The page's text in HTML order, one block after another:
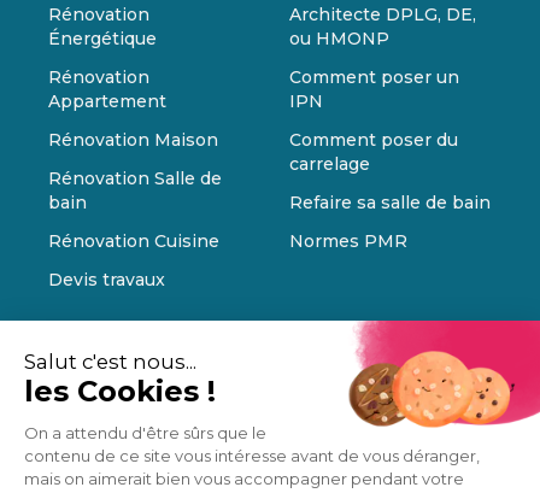
Salut c'est nous...
les Cookies !
On a attendu d'être sûrs que le
contenu de ce site vous intéresse avant de vous déranger,
mais on aimerait bien vous accompagner pendant votre
Rénovation
Énergétique
Rénovation
Appartement
Rénovation Maison
Rénovation Salle de
bain
Rénovation Cuisine
Devis travaux
Architecte DPLG, DE,
ou HMONP
Comment poser un
IPN
Comment poser du
carrelage
Refaire sa salle de bain
Normes PMR